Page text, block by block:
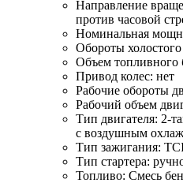
Направление
против часовой
Номинальная
Обороты
Объем топливного
Привод колес: нет
Рабочие обороты
Рабочий объем
Тип двигателя: 2-
с воздушным
Тип зажигания:
Тип стартера:
Топливо: Смесь